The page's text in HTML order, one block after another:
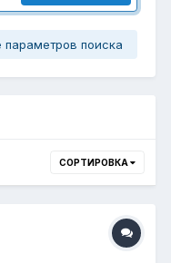
поиска
СОРТИРОВКА